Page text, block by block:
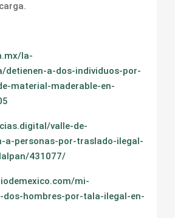
la-
detienen-a-dos-individuos-por-
material-maderable-en-
valle-de-
a-personas-por-traslado-ilegal-
431077/
mi-
dos-hombres-por-tala-ilegal-en-